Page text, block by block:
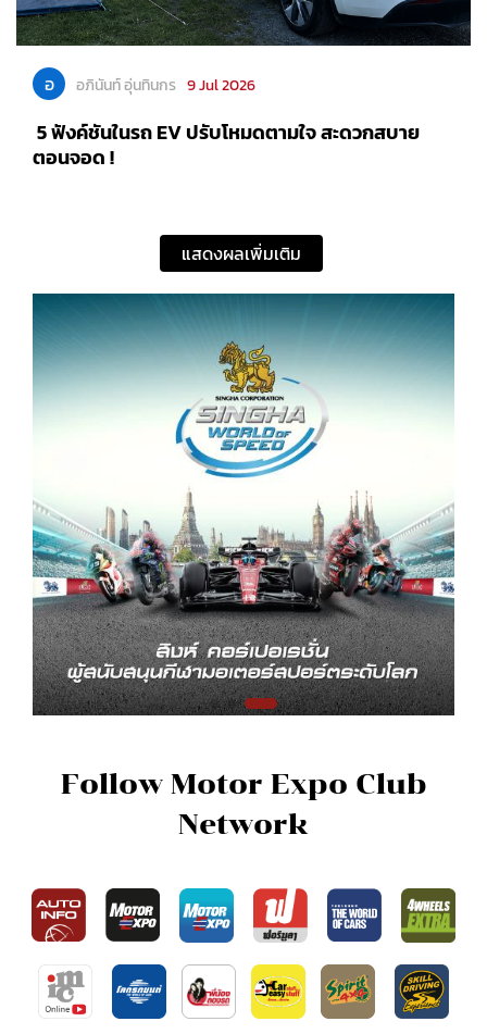
อ อภินันท์ อุ่นทินกร 9 Jul 2026
5 ฟังค์ชันในรถ EV ปรับโหมดตามใจ สะดวกสบาย
ตอนจอด !
แสดงผลเพิ่มเติม
Follow Motor Expo Club
Network